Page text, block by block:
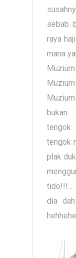
sebab
raya
mana
bukan
tengok
plak
tido!!!...
dia